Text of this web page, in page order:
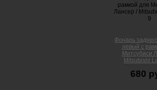
Фонарь
левый с
Митсубиси
Mitsubishi
680